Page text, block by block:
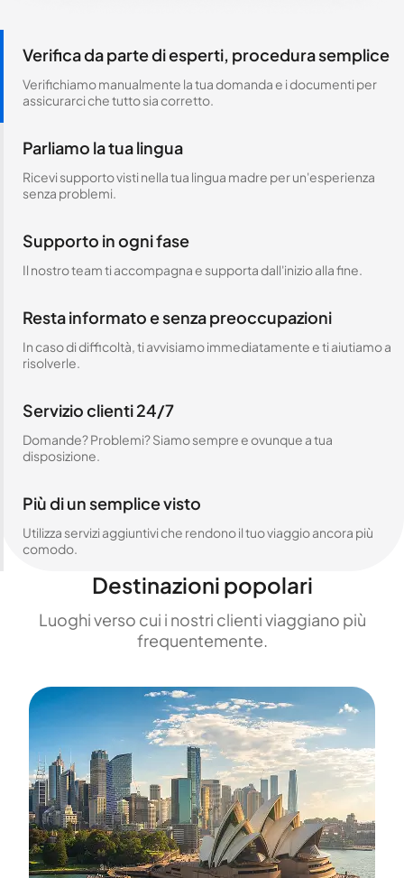
Verifica da parte di esperti, procedura semplice
Verifichiamo manualmente la tua domanda e i documenti per
assicurarci che tutto sia corretto.
Parliamo la tua lingua
Ricevi supporto visti nella tua lingua madre per un'esperienza
senza problemi.
Supporto in ogni fase
Il nostro team ti accompagna e supporta dall'inizio alla fine.
Resta informato e senza preoccupazioni
In caso di difficoltà, ti avvisiamo immediatamente e ti aiutiamo a
risolverle.
Servizio clienti 24/7
Domande? Problemi? Siamo sempre e ovunque a tua
disposizione.
Più di un semplice visto
Utilizza servizi aggiuntivi che rendono il tuo viaggio ancora più
comodo.
Destinazioni popolari
Luoghi verso cui i nostri clienti viaggiano più
frequentemente.